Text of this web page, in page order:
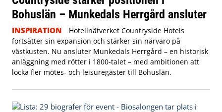
Bohuslän – Munkedals Herrgård ansluter
INSPIRATION
Hotellnätverket Countryside Hotels
fortsätter sin expansion och stärker sin närvaro på
västkusten. Nu ansluter Munkedals Herrgård – en historisk
anläggning med rötter i 1800-talet – med ambitionen att
locka fler mötes- och leisuregäster till Bohuslän.